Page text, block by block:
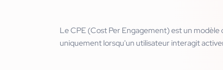
Le CPE (Cost Per Engagement) est un
uniquement lorsqu'un utilisateur interagit